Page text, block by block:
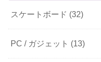
スケートボード (32)
PC / ガジェット (13)